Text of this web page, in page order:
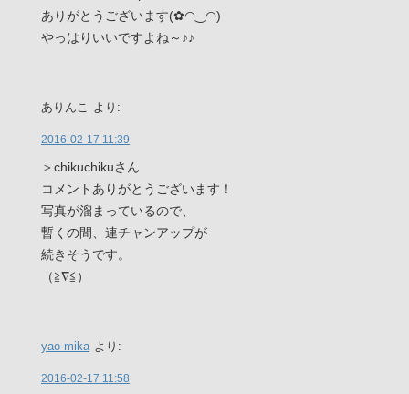
ありがとうございます(✿◠‿◠)
やっはりいいですよね～♪♪
ありんこ より:
2016-02-17 11:39
＞chikuchikuさん
コメントありがとうございます！
写真が溜まっているので、
暫くの間、連チャンアップが
続きそうです。
（≧∇≦）
yao-mika より:
2016-02-17 11:58